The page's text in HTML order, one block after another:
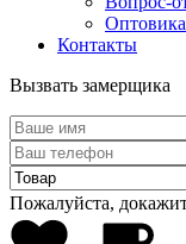
Контакты
Вызвать замерщика
Пожалуйста,